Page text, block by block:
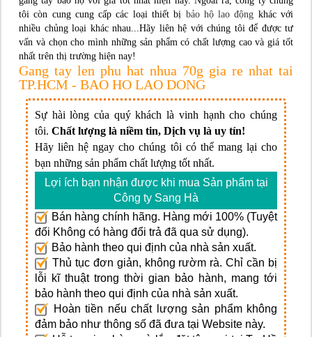
tôi còn cung cung cấp các loại thiết bị bảo hộ lao động khác với
nhiều chủng loại khác nhau...Hãy liên hệ với chúng tôi để được tư
vấn và chọn cho mình những sản phẩm có chất lượng cao và giá tốt
nhất trên thị trường hiện nay!
Gang tay len phu hat nhua 70g gia re nhat tai
TP.HCM - BAO HO LAO DONG
Sự hài lòng của quý khách là vinh hạnh cho chúng
tôi. Chất lượng là niềm tin, Dịch vụ là uy tín!
Hãy liên hệ ngay cho chúng tôi có thể mang lại cho
bạn những sản phẩm chất lượng tốt nhất.
Lợi ích bạn nhận được khi mua Sản phẩm tại
Công ty Sang Hà
Bán hàng chính hãng. Hàng mới 100% (Tuyệt
đối Không có hàng đổi trả đã qua sử dụng).
Bảo hành theo qui định của nhà sản xuất.
Thủ tục đơn giản, không rườm rà. Chỉ cần bị
lỗi kĩ thuật trong thời gian bảo hành, mang tới
bảo hành theo qui định của nhà sản xuất.
Hoàn tiền nếu chất lượng sản phẩm không
đảm bảo như thông số đã đưa tại Website này.